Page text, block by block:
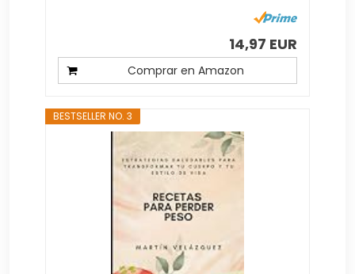
14,97 EUR
Comprar en Amazon
BESTSELLER NO. 3